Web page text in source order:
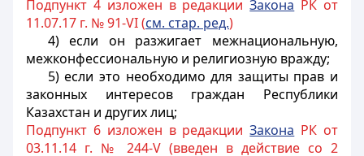
Подпункт 4 изложен в редакцииЗакона РК от
11.07.17 г. № 91-VI (см. стар. ред.)
4) если он разжигает межнациональную,
межконфессиональную и религиозную вражду;
5) если это необходимо для защиты прав и
законных интересов граждан Республики
Казахстан и других лиц;
Подпункт 6 изложен в редакцииЗакона РК от
03.11.14 г. № 244-V (введен в действие со 2